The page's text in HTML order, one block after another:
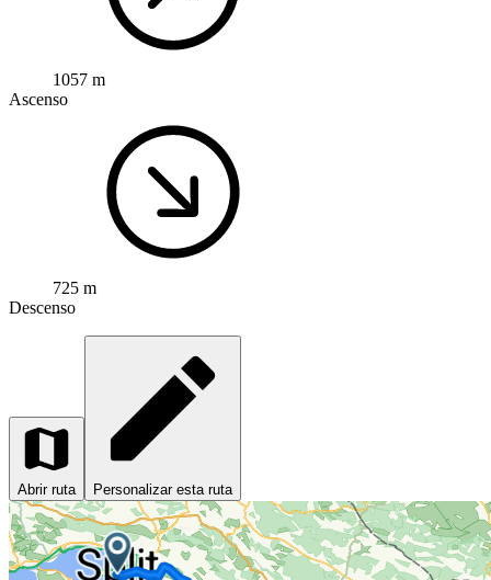
1057 m
Ascenso
725 m
Descenso
Abrir ruta Personalizar esta ruta